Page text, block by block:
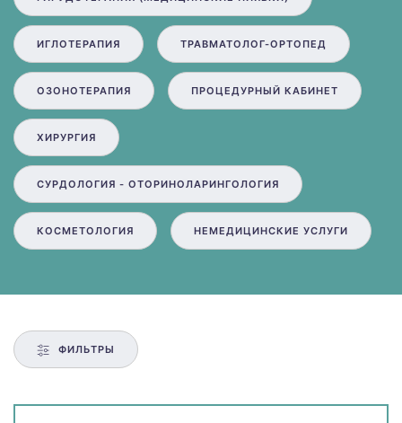
ИГЛОТЕРАПИЯ ТРАВМАТОЛОГ-ОРТОПЕД
ОЗОНОТЕРАПИЯ ПРОЦЕДУРНЫЙ КАБИНЕТ
ХИРУРГИЯ
СУРДОЛОГИЯ - ОТОРИНОЛАРИНГОЛОГИЯ
КОСМЕТОЛОГИЯ НЕМЕДИЦИНСКИЕ УСЛУГИ
ФИЛЬТРЫ